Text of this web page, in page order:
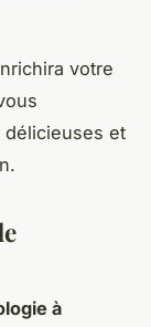
votre
délicieuses et
à